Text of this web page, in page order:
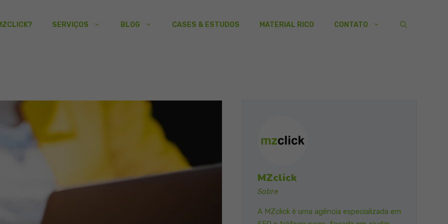
SERVIÇOS BLOG CASES & ESTUDOS MATERIAL RICO CONTATO
MZclick
Sobre
A MZclick é uma agência especializada em